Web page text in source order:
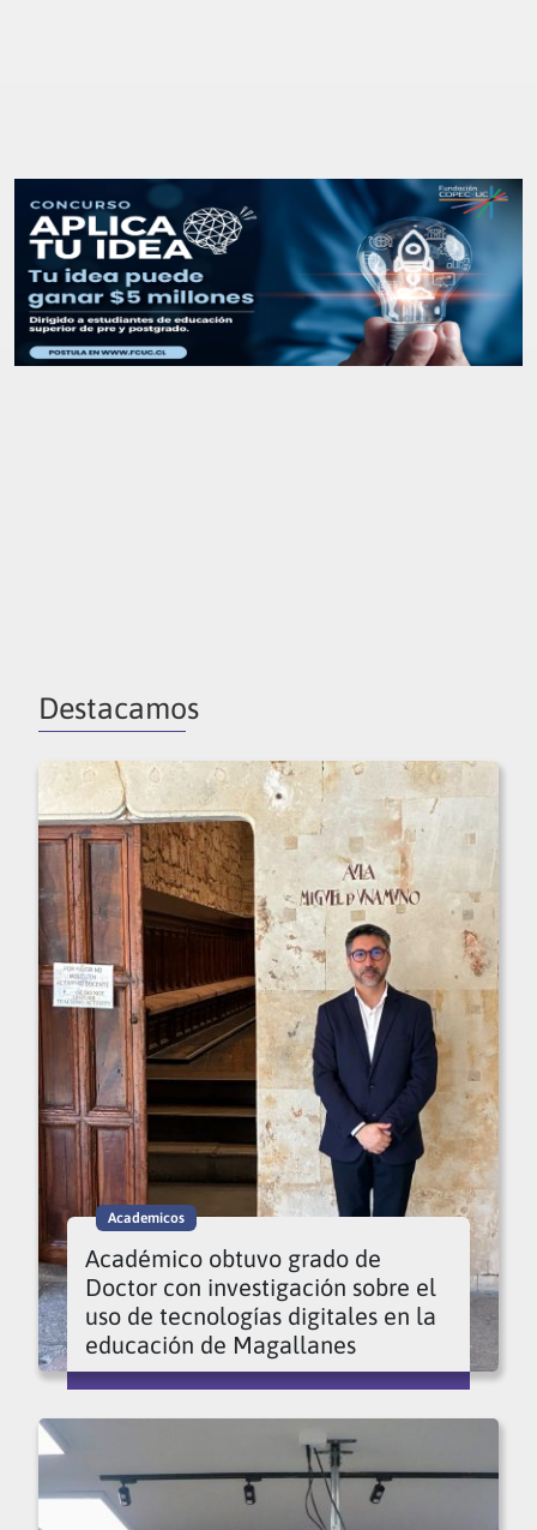
Destacamos
Academicos
Académico obtuvo grado de
Doctor con investigación sobre el
uso de tecnologías digitales en la
educación de Magallanes